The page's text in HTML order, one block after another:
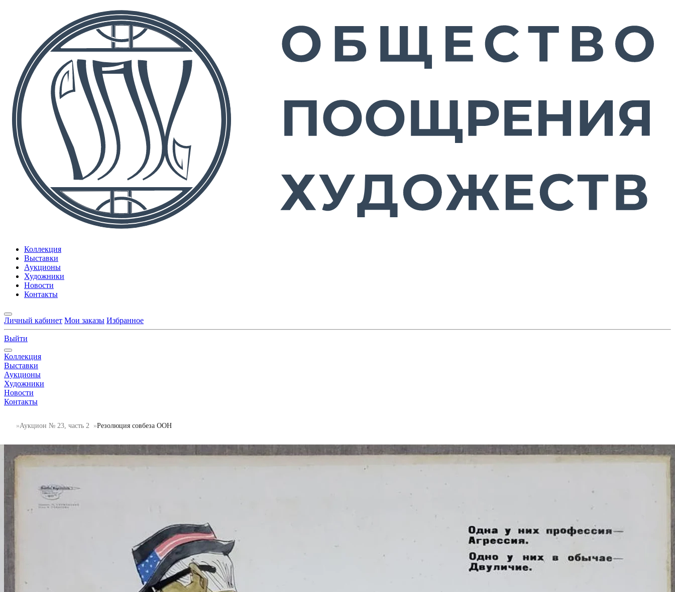
Коллекция
Выставки
Аукционы
Художники
Новости
Контакты
Личный кабинет Мои заказы Избранное
Выйти
Коллекция
Выставки
Аукционы
Художники
Новости
Контакты
Аукцион № 23, часть 2 Резолюция совбеза ООН